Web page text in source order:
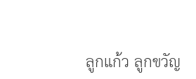
ลูกแก้ว ลูกขวัญ